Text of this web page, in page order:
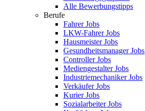
Alle Bewerbungstipps
Berufe
Fahrer Jobs
LKW-Fahrer Jobs
Hausmeister Jobs
Gesundheitsmanager Jobs
Controller Jobs
Mediengestalter Jobs
Industriemechaniker Jobs
Verkäufer Jobs
Kurier Jobs
Sozialarbeiter Jobs